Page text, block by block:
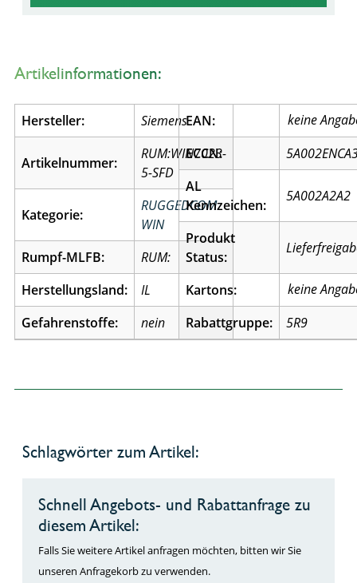
Artikelinformationen:
Hersteller: Siemens
Artikelnummer:
RUM:WIN7023-
5-SFD
Kategorie:
RUGGEDCOM
WIN
Rumpf-MLFB:
RUM:
Herstellungsland:
IL
Gefahrenstoffe:
nein
EAN:
ECCN:
AL
Kennzeichen:
5A002A2A2
Produkt
Status:
Kartons:
Rabattgruppe:
5R9
Schlagwörter zum Artikel:
Schnell Angebots- und Rabattanfrage zu
diesem Artikel:
Falls Sie weitere Artikel anfragen möchten, bitten wir Sie
unseren Anfragekorb zu verwenden.